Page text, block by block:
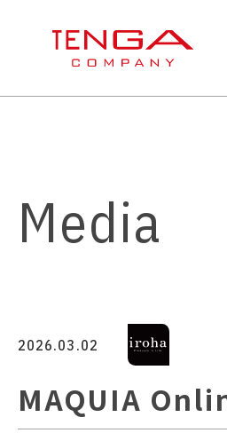
Media
2026.03.02
MAQUIA